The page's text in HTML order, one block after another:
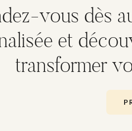
vous dès
et
transformer